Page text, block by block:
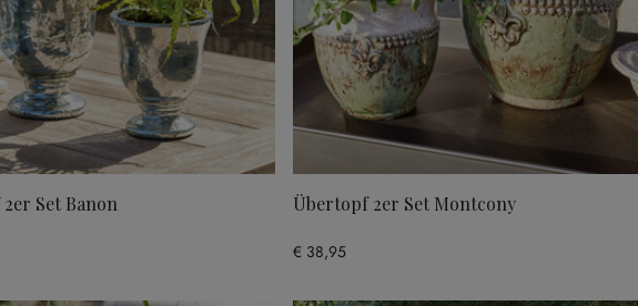
Set Banon Übertopf 2er Set Montcony
€ 38,95